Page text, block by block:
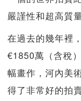
嚴謹性和超高質量
在過去的幾年裡
€1850萬（含稅
幅畫作，河內美
得了非常好的拍